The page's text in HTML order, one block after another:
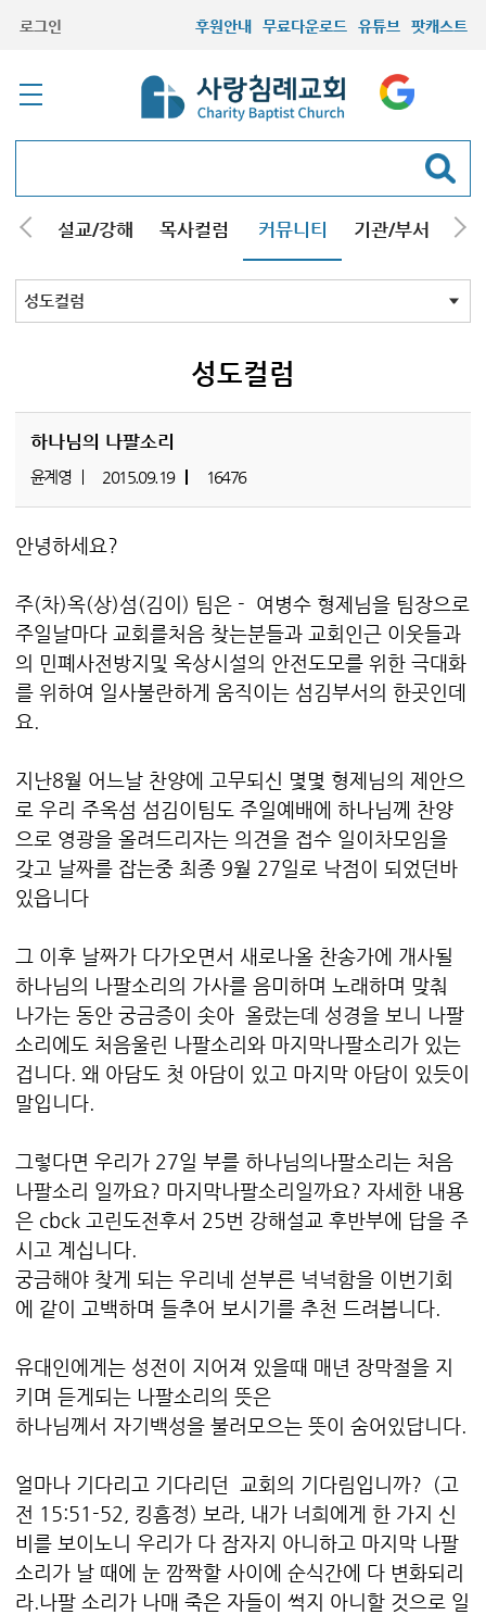
로그인 후원안내 무료다운로드 유튜브 팟캐스트
내 설교/강해 목사컬럼 커뮤니티 기관/부서 선
최근등록자료
자유게시판
교회소식
성도컬럼
성도컬럼
하나님의 나팔소리
윤계영 2015.09.19 16476
안녕하세요?
주(차)옥(상)섬(김이) 팀은 - 여병수 형제님을 팀장으로
주일날마다 교회를처음 찾는분들과 교회인근 이웃들과
의 민폐사전방지및 옥상시설의 안전도모를 위한 극대화
를 위하여 일사불란하게 움직이는 섬김부서의 한곳인데
요.
지난8월 어느날 찬양에 고무되신 몇몇 형제님의 제안으
로 우리 주옥섬 섬김이팀도 주일예배에 하나님께 찬양
으로 영광을 올려드리자는 의견을 접수 일이차모임을
갖고 날짜를 잡는중 최종 9월 27일로 낙점이 되었던바
있읍니다
그 이후 날짜가 다가오면서 새로나올 찬송가에 개사될
하나님의 나팔소리의 가사를 음미하며 노래하며 맞춰
나가는 동안 궁금증이 솟아 올랐는데 성경을 보니 나팔
소리에도 처음울린 나팔소리와 마지막나팔소리가 있는
겁니다. 왜 아담도 첫 아담이 있고 마지막 아담이 있듯이
말입니다.
그렇다면 우리가 27일 부를 하나님의나팔소리는 처음
나팔소리 일까요? 마지막나팔소리일까요? 자세한 내용
은 cbck 고린도전후서 25번 강해설교 후반부에 답을 주
시고 계십니다.
궁금해야 찾게 되는 우리네 섣부른 넉넉함을 이번기회
에 같이 고백하며 들추어 보시기를 추천 드려봅니다.
유대인에게는 성전이 지어져 있을때 매년 장막절을 지
키며 듣게되는 나팔소리의 뜻은
하나님께서 자기백성을 불러모으는 뜻이 숨어있답니다.
얼마나 기다리고 기다리던 교회의 기다림입니까? (고
전 15:51-52, 킹흠정) 보라, 내가 너희에게 한 가지 신
비를 보이노니 우리가 다 잠자지 아니하고 마지막 나팔
소리가 날 때에 눈 깜짝할 사이에 순식간에 다 변화되리
라.나팔 소리가 나매 죽은 자들이 썩지 아니할 것으로 일